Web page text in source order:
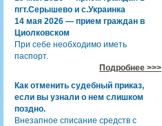
пгт.Серышево и с.Украинка
14 мая 2026 — прием граждан в
Циолковском
При себе необходимо иметь
паспорт.
Подробнее >>>
Как отменить судебный приказ,
если вы узнали о нем слишком
поздно.
Внезапное списание средств с